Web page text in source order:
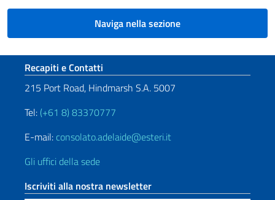
Naviga nella sezione
Sezione footer
Recapiti e Contatti
215 Port Road, Hindmarsh S.A. 5007
Tel: (+61 8) 83370777
E-mail: consolato.adelaide@esteri.it
Gli uffici della sede
Iscriviti alla nostra newsletter